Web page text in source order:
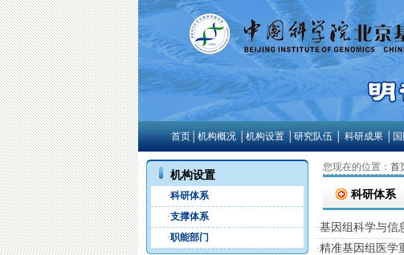
首页 机构概况 机构设置 研究队伍 科研成果
机构设置
·科研体系
·支撑体系
·职能部门
您现在的位置： 首
科研体系
·基因组科学与信
·精准基因组医学